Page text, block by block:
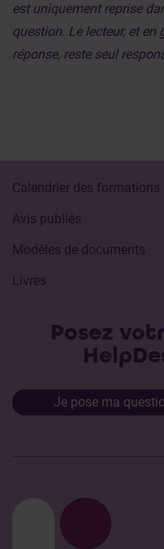
est uniquement reprise
question. Le lecteur, et en
réponse, reste seul
Calendrier des formations
Avis publiés
Modèles de documents
Livres
Posez
Je pose ma